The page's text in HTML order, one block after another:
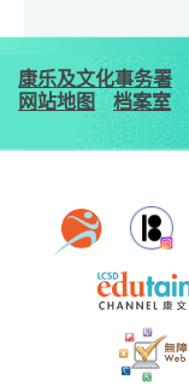
康乐及文化事务署
网站地图
档案室